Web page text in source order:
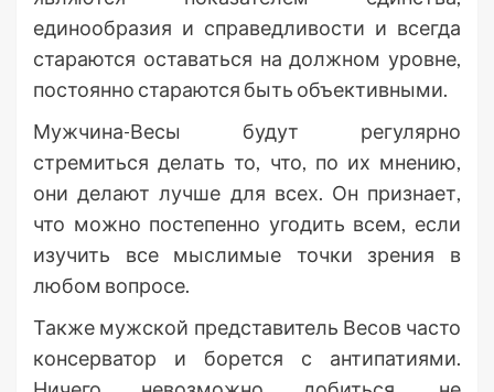
единообразия и справедливости и всегда
стараются оставаться на должном уровне,
постоянно стараются быть объективными.
Мужчина-Весы будут регулярно
стремиться делать то, что, по их мнению,
они делают лучше для всех. Он признает,
что можно постепенно угодить всем, если
изучить все мыслимые точки зрения в
любом вопросе.
Также мужской представитель Весов часто
консерватор и борется с антипатиями.